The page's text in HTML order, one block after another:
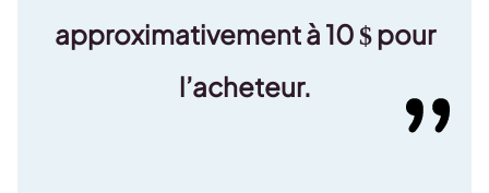
approximativement à 10 $ pour
l’acheteur.